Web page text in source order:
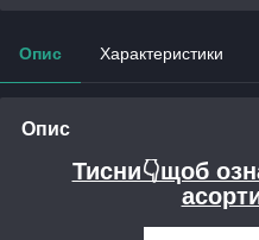
Опис Характеристики
Опис
Тисни👇щоб